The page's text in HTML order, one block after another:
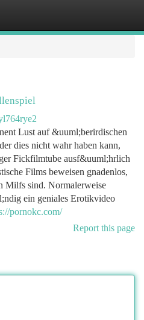
Lust auf &uuml;berirdischen
dies nicht wahr haben kann,
Fickfilmtube ausf&uuml;hrlich
Films beweisen gnadenlos,
Milfs sind. Normalerweise
ein geniales Erotikvideo
pornokc.com/
Report this page